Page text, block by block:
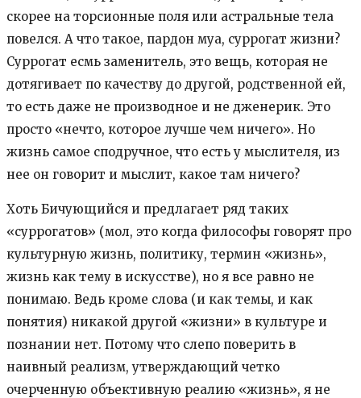
скорее на торсионные поля или астральные тела
повелся. А что такое, пардон муа, суррогат жизни?
Суррогат есмь заменитель, это вещь, которая не
дотягивает по качеству до другой, родственной ей,
то есть даже не производное и не дженерик. Это
просто «нечто, которое лучше чем ничего». Но
жизнь самое сподручное, что есть у мыслителя, из
нее он говорит и мыслит, какое там ничего?
Хоть Бичующийся и предлагает ряд таких
«суррогатов» (мол, это когда философы говорят про
культурную жизнь, политику, термин «жизнь»,
жизнь как тему в искусстве), но я все равно не
понимаю. Ведь кроме слова (и как темы, и как
понятия) никакой другой «жизни» в культуре и
познании нет. Потому что слепо поверить в
наивный реализм, утверждающий четко
очерченную объективную реалию «жизнь», я не